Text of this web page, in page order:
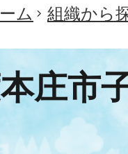
ム 組織から
庄市